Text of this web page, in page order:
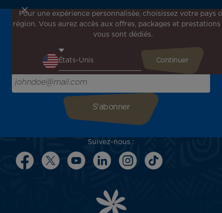
Inscrivez-vous à notre newsletter !
Recevez en avant-première toutes nos offres spéciales et
l'inspiration pour votre prochain voyage !
Saisissez votre adresse e-mail ici
Suivez-nous :
Pour une expérience personnalisée, choisissez votre pays
région. Vous aurez accès aux offres, packages et prestations
vous sont dédiés.